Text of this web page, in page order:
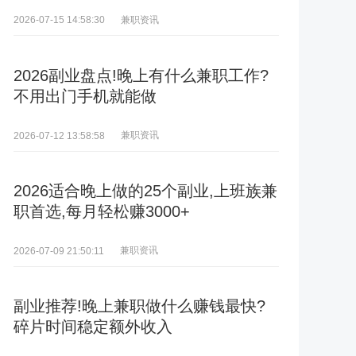
2026-07-15 14:58:30 兼职资讯
2026副业盘点!晚上有什么兼职工作?
不用出门手机就能做
2026-07-12 13:58:58 兼职资讯
2026适合晚上做的25个副业,上班族兼
职首选,每月轻松赚3000+
2026-07-09 21:50:11 兼职资讯
副业推荐!晚上兼职做什么赚钱最快?
碎片时间稳定额外收入